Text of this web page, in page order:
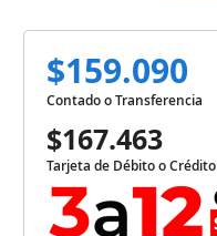
$159.090
Contado o Transferencia
$167.463
Tarjeta de Débito o Crédito